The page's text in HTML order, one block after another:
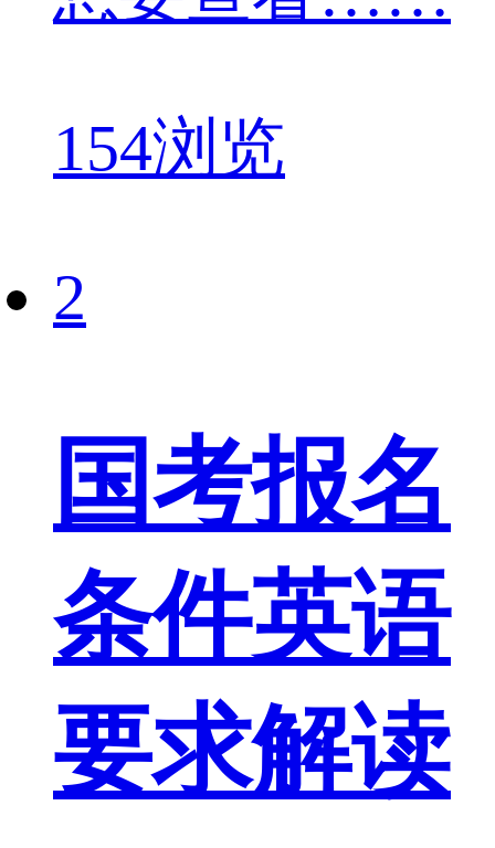
154浏览
2
国考报名
条件英语
要求解读